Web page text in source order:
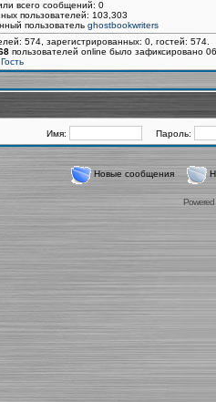
всего сообщений: 0
пользователей: 103,303
пользователь ghostbookwriters
574, зарегистрированных: 0, гостей:
пользователей online было зафиксировано
Гость
Имя: Пароль:
Новые сообщения